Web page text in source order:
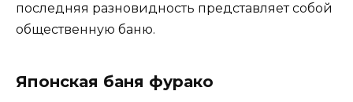
последняя разновидность представляет собой
общественную баню.
Японская баня фурако